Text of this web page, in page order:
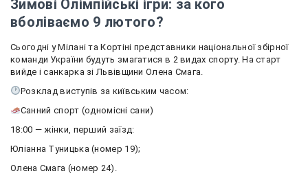
Зимові Олімпійські ігри: за кого
вболіваємо 9 лютого?
Сьогодні у Мілані та Кортіні представники національної збірної
команди України будуть змагатися в 2 видах спорту. На старт
вийде і санкарка зі Львівщини Олена Смага.
Розклад виступів за київським часом:
Санний спорт (одномісні сани)
18:00 — жінки, перший заїзд:
Юліанна Туницька (номер 19);
Олена Смага (номер 24).